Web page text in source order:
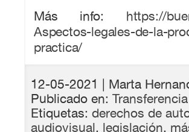
Más info: https://
Aspectos-legales-de-la-
practica/
12-05-2021 | Marta
Publicado en: Transferencia
Etiquetas: derechos de
audiovisual, legislación,